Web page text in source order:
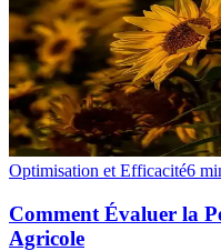
Optimisation et Efficacité6
Comment Évaluer la
Agricole